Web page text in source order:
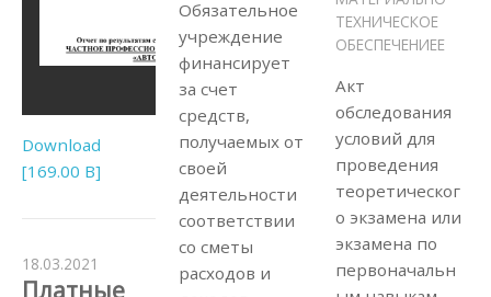
Download
[169.00 B]
Обязательное
учреждение
финансирует
за счет
средств,
получаемых от
своей
деятельности
соответствии
со сметы
расходов и
ТЕХНИЧЕСКОЕ
ОБЕСПЕЧЕНИЕЕ
Акт
обследования
условий для
проведения
теоретическог
о экзамена или
экзамена по
первоначальн
18.03.2021
Платные